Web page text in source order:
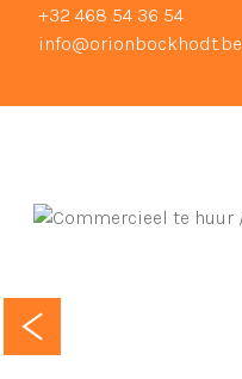
+32 468 54 36 54
info@orionbockhodt.be